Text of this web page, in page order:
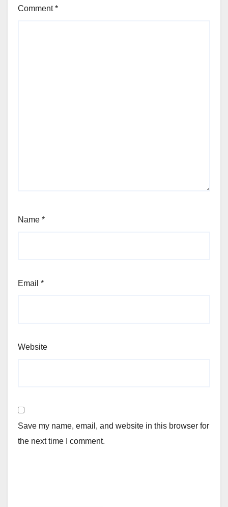
Comment*
Name *
Email *
Website
Save my name, email, and website in this browser for
the next time I comment.